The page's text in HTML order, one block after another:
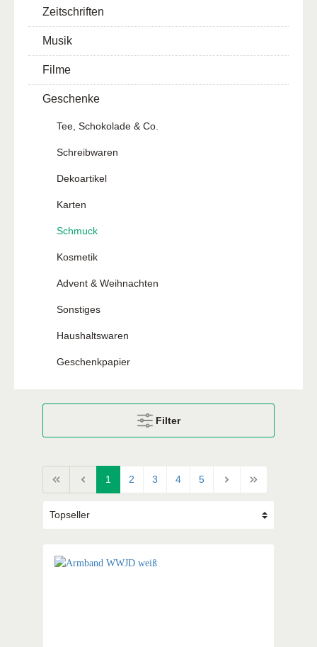
Zeitschriften
Musik
Filme
Geschenke
Tee, Schokolade & Co.
Schreibwaren
Dekoartikel
Karten
Schmuck
Kosmetik
Advent & Weihnachten
Sonstiges
Haushaltswaren
Geschenkpapier
Filter
1 2 3 4 5